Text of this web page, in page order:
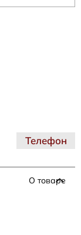
О товаре
Телефон